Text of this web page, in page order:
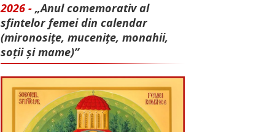
2026 - „Anul comemorativ al
sfintelor femei din calendar
(mironosițe, mu­cenițe, monahii,
soții și mame)”